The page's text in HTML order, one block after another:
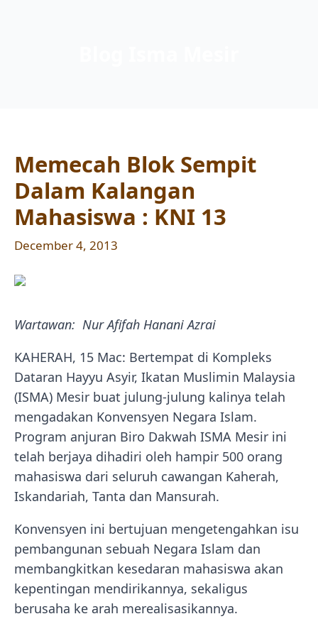
Memecah Blok Sempit
Dalam Kalangan
Mahasiswa : KNI 13
December 4, 2013
Wartawan: Nur Afifah Hanani Azrai
KAHERAH, 15 Mac: Bertempat di Kompleks
Dataran Hayyu Asyir, Ikatan Muslimin Malaysia
(ISMA) Mesir buat julung-julung kalinya telah
mengadakan Konvensyen Negara Islam.
Program anjuran Biro Dakwah ISMA Mesir ini
telah berjaya dihadiri oleh hampir 500 orang
mahasiswa dari seluruh cawangan Kaherah,
Iskandariah, Tanta dan Mansurah.
Konvensyen ini bertujuan mengetengahkan isu
pembangunan sebuah Negara Islam dan
membangkitkan kesedaran mahasiswa akan
kepentingan mendirikannya, sekaligus
berusaha ke arah merealisasikannya.